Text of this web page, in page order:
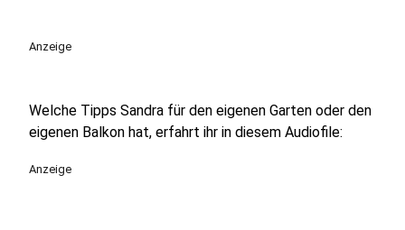
Anzeige
Welche Tipps Sandra für den eigenen Garten oder den
eigenen Balkon hat, erfahrt ihr in diesem Audiofile:
Anzeige